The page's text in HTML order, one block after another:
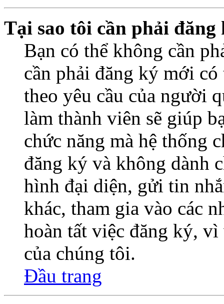
Tại sao tôi cần phải
Bạn có thể không cần
cần phải đăng ký mới
theo yêu cầu của người
làm thành viên sẽ giúp
chức năng mà hệ thống
đăng ký và không dành
hình đại diện, gửi tin
khác, tham gia vào các
hoàn tất việc đăng ký,
của chúng tôi.
Đầu trang